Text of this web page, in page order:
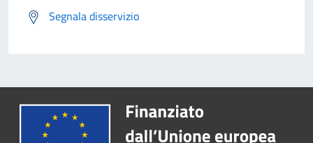
Segnala disservizio